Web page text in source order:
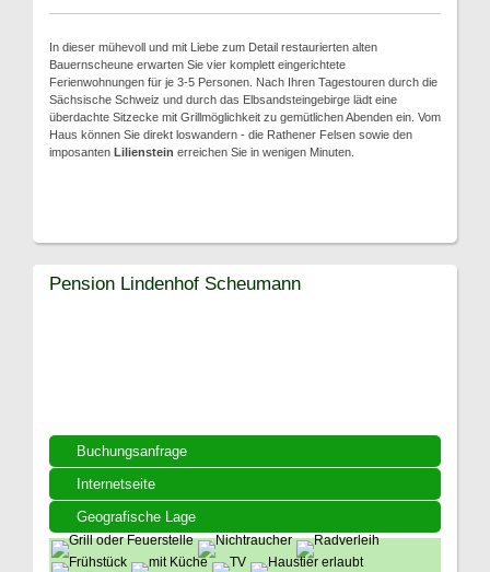
In dieser mühevoll und mit Liebe zum Detail restaurierten alten
Bauernscheune erwarten Sie vier komplett eingerichtete
Ferienwohnungen für je 3-5 Personen. Nach Ihren Tagestouren durch die
Sächsische Schweiz und durch das Elbsandsteingebirge lädt eine
überdachte Sitzecke mit Grillmöglichkeit zu gemütlichen Abenden ein. Vom
Haus können Sie direkt loswandern - die Rathener Felsen sowie den
imposanten Lilienstein erreichen Sie in wenigen Minuten.
Buchungsanfrage
Internetseite
Geografische Lage
Pension Lindenhof Scheumann